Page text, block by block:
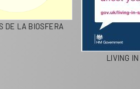
COLEGIOS DE LA BIOSFERA